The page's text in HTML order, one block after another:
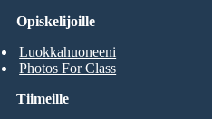
Opiskelijoille
Luokkahuoneeni
Photos For Class
Tiimeille